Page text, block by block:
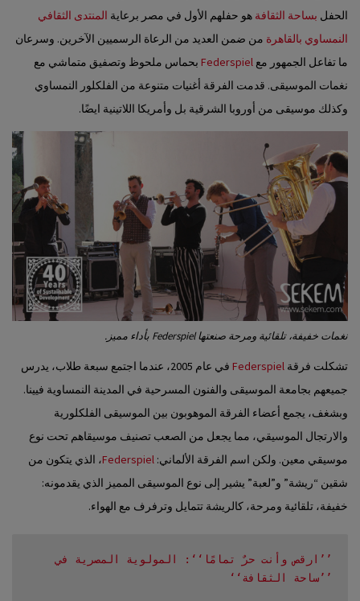
الحفل بساحة الثقافة هو حفلهم الأول في مصر برعاية المنتدى الثقافي
النمساوي بالقاهرة من ضمن العديد من الرعاة الرسميين الآخرين. وسرعان
ما تفاعل الجمهور مع Federspiel بحماس ملحوظ وتصفيق متماشي مع
نغمات الموسيقى. قدمت الفرقة أغنيات متنوعة من الفلكلور النمساوي
وكذلك موسيقى من أوروبا الشرقية بل وأمريكا اللاتينية ايضًا.
نغمات خفيفة، تلقائية ومرحة صنعتها Federspiel بأداء مميز.
تشكلت فرقة Federspiel
في عام 2005، عندما اجتمع سبعة طلاب، يدرس
جميعهم بجامعة الموسيقى والفنون المسرحية في المدينة النمساوية فيينا.
وبشغف، يجمع أعضاء الفرقة الموهوبون بين الموسيقى الفلكلورية
والارتجال الموسيقي، مما يجعل من الصعب تصنيف موسيقاهم تحت نوع
موسيقي معين. ولكن اسم الفرقة الألماني: Federspiel، الذي يتكون من
شقين “ريشة” و”لعبة” يشير إلى نوع الموسيقى المميز الذي يقدمونه:
خفيفة، تلقائية ومرحة، كالريشة تتمايل وترفرف مع الهواء.
’’ارقص وأنت حرٌ تمامًا‘‘: المولوية المصرية في
’’ساحة الثقافة‘‘